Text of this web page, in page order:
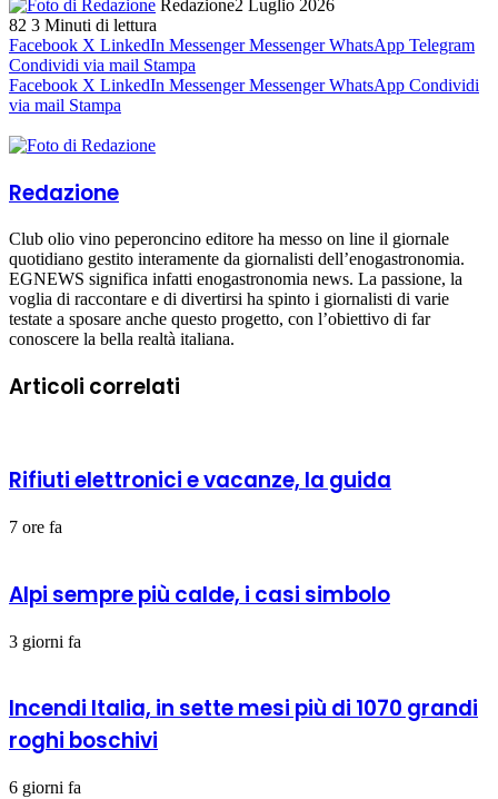
Redazione2 Luglio 2026
82 3 Minuti di lettura
Facebook X LinkedIn Messenger Messenger WhatsApp Telegram
Condividi via mail Stampa
Facebook X LinkedIn Messenger Messenger WhatsApp Condividi
via mail Stampa
Redazione
Club olio vino peperoncino editore ha messo on line il giornale
quotidiano gestito interamente da giornalisti dell’enogastronomia.
EGNEWS significa infatti enogastronomia news. La passione, la
voglia di raccontare e di divertirsi ha spinto i giornalisti di varie
testate a sposare anche questo progetto, con l’obiettivo di far
conoscere la bella realtà italiana.
Articoli correlati
Rifiuti elettronici e vacanze, la guida
7 ore fa
Alpi sempre più calde, i casi simbolo
3 giorni fa
Incendi Italia, in sette mesi più di 1070 grandi
roghi boschivi
6 giorni fa